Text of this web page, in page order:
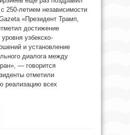
250-летием независимости
«Президент Трамп,
достижение
узбекско-
и установление
диалога между
— говорится
отметили
реализацию всех